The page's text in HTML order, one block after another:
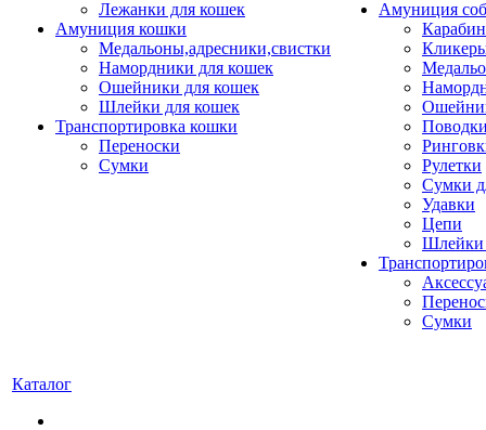
Лежанки для кошек
Амуниция кошки
Медальоны,адресники,свистки
Намордники для кошек
Ошейники для кошек
Шлейки для кошек
Транспортировка кошки
Переноски
Сумки
Амуниция
Рулетки
Сумки
Удавки
Цепи
Шлейки
Сумки
Каталог